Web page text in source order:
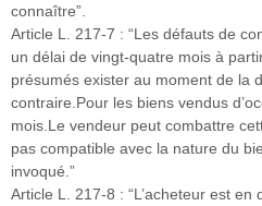
connaître”.
Article L. 217-7 : “Les défauts de
un délai de vingt-quatre mois à
présumés exister au moment de la
contraire.Pour les biens vendus
mois.Le vendeur peut combattre
pas compatible avec la nature du
invoqué.”
Article L. 217-8 : “L’acheteur est en